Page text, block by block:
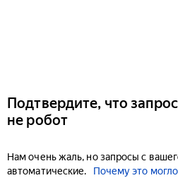
Подтвердите, что
не робот
Нам очень жаль, но запросы с
автоматические.
Почему это